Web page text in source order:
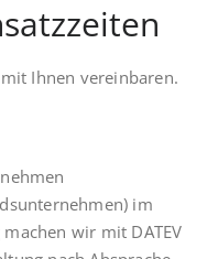
Ihnen vereinbaren.
im
wir mit DATEV